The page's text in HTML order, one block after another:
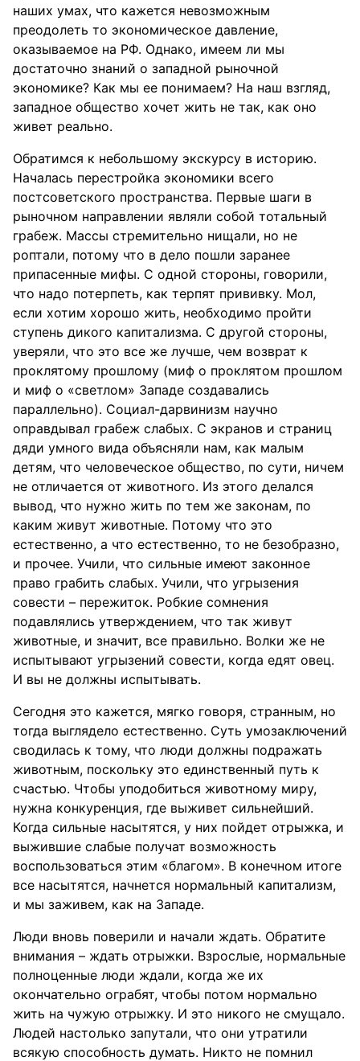
наших умах, что кажется невозможным
преодолеть то экономическое давление,
оказываемое на РФ. Однако, имеем ли мы
достаточно знаний о западной рыночной
экономике? Как мы ее понимаем? На наш взгляд,
западное общество хочет жить не так, как оно
живет реально.
Обратимся к небольшому экскурсу в историю.
Началась перестройка экономики всего
постсоветского пространства. Первые шаги в
рыночном направлении являли собой тотальный
грабеж. Массы стремительно нищали, но не
роптали, потому что в дело пошли заранее
припасенные мифы. С одной стороны, говорили,
что надо потерпеть, как терпят прививку. Мол,
если хотим хорошо жить, необходимо пройти
ступень дикого капитализма. С другой стороны,
уверяли, что это все же лучше, чем возврат к
проклятому прошлому (миф о проклятом прошлом
и миф о «светлом» Западе создавались
параллельно). Социал-дарвинизм научно
оправдывал грабеж слабых. С экранов и страниц
дяди умного вида объясняли нам, как малым
детям, что человеческое общество, по сути, ничем
не отличается от животного. Из этого делался
вывод, что нужно жить по тем же законам, по
каким живут животные. Потому что это
естественно, а что естественно, то не безобразно,
и прочее. Учили, что сильные имеют законное
право грабить слабых. Учили, что угрызения
совести – пережиток. Робкие сомнения
подавлялись утверждением, что так живут
животные, и значит, все правильно. Волки же не
испытывают угрызений совести, когда едят овец.
И вы не должны испытывать.
Сегодня это кажется, мягко говоря, странным, но
тогда выглядело естественно. Суть умозаключений
сводилась к тому, что люди должны подражать
животным, поскольку это единственный путь к
счастью. Чтобы уподобиться животному миру,
нужна конкуренция, где выживет сильнейший.
Когда сильные насытятся, у них пойдет отрыжка, и
выжившие слабые получат возможность
воспользоваться этим «благом». В конечном итоге
все насытятся, начнется нормальный капитализм,
и мы заживем, как на Западе.
Люди вновь поверили и начали ждать. Обратите
внимания – ждать отрыжки. Взрослые, нормальные
полноценные люди ждали, когда же их
окончательно ограбят, чтобы потом нормально
жить на чужую отрыжку. И это никого не смущало.
Людей настолько запутали, что они утратили
всякую способность думать. Никто не помнил